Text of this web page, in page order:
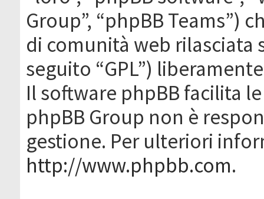
Group”, “phpBB Teams”)
di comunità web rilasciata
seguito “GPL”)
Il software phpBB facilita
phpBB Group non è
gestione. Per ulteriori
http://www.phpbb.com.